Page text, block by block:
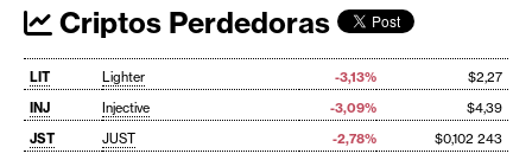
Criptos Perdedoras
LIT Lighter -3,13%
$2,27
INJ
Injective -3,09%
$4,39
JST
JUST -2,78%
$0,102 243